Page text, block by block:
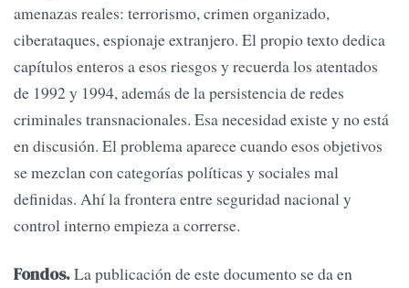
amenazas reales: terrorismo, crimen organizado,
ciberataques, espionaje extranjero. El propio texto dedica
capítulos enteros a esos riesgos y recuerda los atentados
de 1992 y 1994, además de la persistencia de redes
criminales transnacionales. Esa necesidad existe y no está
en discusión. El problema aparece cuando esos objetivos
se mezclan con categorías políticas y sociales mal
definidas. Ahí la frontera entre seguridad nacional y
control interno empieza a correrse.
Fondos.La publicación de este documento se da en